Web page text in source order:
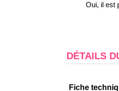
Oui, il est
DÉTAILS
Fiche